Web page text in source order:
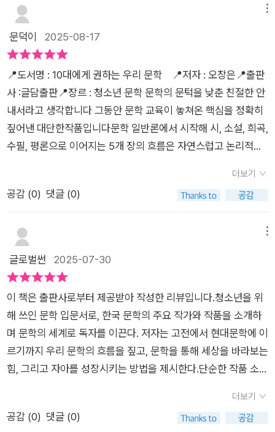
로 집중해 읽어야 마음에 깊은 울림이 생깁니다. -p33시의 언어
는 산문의 문장과 달리 압축적 언어로 구성되어 있습니다. 운율을
형성해 음악적 효과를 발생시키지요. 이것이 시와 일상 언어, 시
허구적 세계에서 이뤄지는 '미적 체험'은 독자들에게는 즐거운 놀
이이면서 동시에 이야기에 빠져들게 하는 경험을 안겨 줍니다. 독
자는 허구적으로 잘 짱니 소설 세계에 빠젿르어 상상 체험을 하게
됩니다. -p119문학을 좋아하면서도, 왜 교과서 속 문학은 어렵고
멀게 느껴질까? 『10대에게 권하는 우리 문학』은 이 질문에서 출
발한다. 이 책은 단순히 문학 작품을 소개하는 것이 아니라, 시·소
설·희곡·수필·평론 등 문학의 다양한 갈래를 통해 “왜 지금, 청소
자신의 경험과 함께, 시대를 아우르는 작가와 작품을 조화롭게 배
치해 문학이 지닌 힘을 일상에 가깝게 전달한다. 감수성, 공감력,
상상력이라는 문학의 가치를 구체적인 갈래별 설명과 연결하여
쉽게 풀어낸 점이 특히 인상적이다. 시험을 위한 문학 공부가 아
니라, 삶을 위한 문학 읽기를 안내하는 이 책은 공부에 지친 청소
년들에게 문학이 ‘정신의 영양제이자 마음의 비타민’이 될 수 있
음을 알려준다.'10대에게 권한다'라는 문장은 사실 우리 모두에게
해당된다. 문학을 멀리했던 어른들에게도, 자녀와 함께 책을 읽고
싶은 부모에게도 이 책은 좋은 길잡이가 된다. 문학을 마냥 어렵
적으로 대중에 더 가까워질수록 좋은 문학이 탄생한다고 생각한
다. 문학도 결국 사람이 쓰는 이야기이기 때문이다.만약 문학과
문덕이 2025-08-17
📍도서명 : 10대에게 권하는 우리 문학 📍저자 : 오창은📍출판
사 :글담출판📍장르 : 청소년 문학 문학의 문턱을 낮춘 친절한 안
내서라고 생각합니다 그동안 문학 교육이 놓쳐온 핵심을 정확히
짚어낸 대단한작품입니다문학 일반론에서 시작해 시, 소설, 희곡,
수필, 평론으로 이어지는 5개 장의 흐름은 자연스럽고 논리적입
기심을한 단계 더 끌어올리는 장치로 작용합니다 ＂한강작가의
노벨문학상 수상은 어떤 의미가 있나요?“같은 시의성 있는 주제
다 단순히 작품을 분석하고 해석하는 것을 넘어, 문학이 어떻게
우리의 세계를 확장하고 타자에 대한 이해를 깊게하는지를 구체
적으로 설명해 줍니다 문학을 도덕적 교훈이나 입시 도구로 축소
순한 문학 입문서를 넘어 미래 지향적 사고를 담고 있음을 보여줍
니다변화하는 시대 속에서도 문학이 갖는 고유한 가치를 명확히
하며, 10대 독자들에게 문학의 미래에 대한 건전한 상상력을 제
공하여 줍니다 딱딱한 이론서도, 가벼운 대중서도 아닌, 10대의
눈높이에 맞춘 진정한 문학 안내서를 완성했다고 생각합니다문
학에 대한 편견으로 고민하는 청소년은 물론, 자녀와 학생들에게
문학의 즐거움을 전해주고 싶은 어른들에게도 강력히 추천 드려
더보기
공감 (0) 댓글 (0)
글로벌썬 2025-07-30
이 책은 출판사로부터 제공받아 작성한 리뷰입니다.청소년을 위
해 쓰인 문학 입문서로, 한국 문학의 주요 작가와 작품을 소개하
며 문학의 세계로 독자를 이끈다. 저자는 고전에서 현대문학에 이
르기까지 우리 문학의 흐름을 짚고, 문학을 통해 세상을 바라보는
힘, 그리고 자아를 성장시키는 방법을 제시한다.단순한 작품 소개
오늘날 우리에게 던지는 메시지를 함께 다루어, 문학이 단순한 공
부가 아니라 삶을 비추는 거울임을 알려준다.특히 이 책은 독자에
더보기
공감 (0) 댓글 (0)